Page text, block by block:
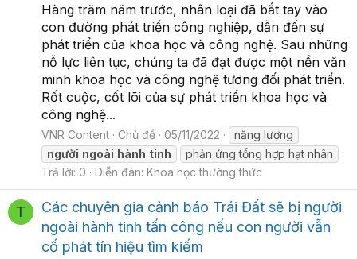
Hàng trăm năm trước, nhân loại đã bắt tay vào
con đường phát triển công nghiệp, dẫn đến sự
phát triển của khoa học và công nghệ. Sau những
nỗ lực liên tục, chúng ta đã đạt được một nền văn
minh khoa học và công nghệ tương đối phát triển.
Rốt cuộc, cốt lõi của sự phát triển khoa học và
công nghệ...
VNR Content Chủ đề 05/11/2022
năng lượng
người ngoài hành tinh
phản ứng tổng hợp hạt nhân
Trả lời: 0
Diễn đàn: Khoa học thường thức
T
Các chuyên gia cảnh báo Trái Đất sẽ bị người
ngoài hành tinh tấn công nếu con người vẫn
cố phát tín hiệu tìm kiếm